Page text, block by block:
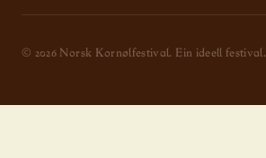
© 2026 Norsk Kornølfestival. Ein ideell festival.